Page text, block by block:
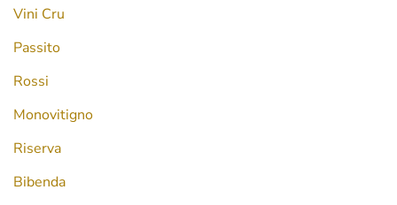
Vini Cru
Passito
Rossi
Monovitigno
Riserva
Bibenda